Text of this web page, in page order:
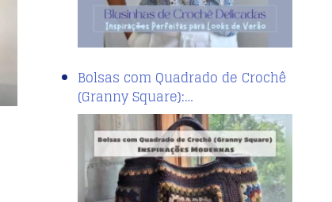
Bolsas com Quadrado de Crochê
(Granny Square):…